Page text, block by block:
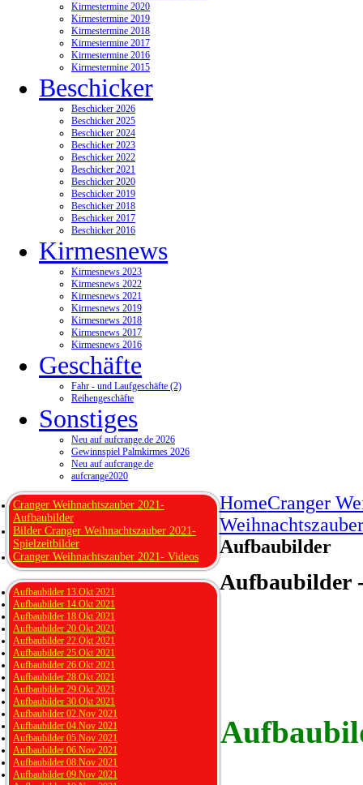
Kirmestermine 2020
Kirmestermine 2019
Kirmestermine 2018
Kirmestermine 2017
Kirmestermine 2016
Kirmestermine 2015
Beschicker
Beschicker 2026
Beschicker 2025
Beschicker 2024
Beschicker 2023
Beschicker 2022
Beschicker 2021
Beschicker 2020
Beschicker 2019
Beschicker 2018
Beschicker 2017
Beschicker 2016
Kirmesnews
Kirmesnews 2023
Kirmesnews 2022
Kirmesnews 2021
Kirmesnews 2019
Kirmesnews 2018
Kirmesnews 2017
Kirmesnews 2016
Geschäfte
Fahr - und Laufgeschäfte (2)
Reihengeschäfte
Sonstiges
Neu auf aufcrange.de 2026
Gewinnspiel Palmkirmes 2026
Neu auf aufcrange.de
aufcrange2020
HomeCranger
Aufbaubilder
Aufbaubilder
Cranger Weihnachtszauber 2021-
Aufbaubilder
Bilder Cranger Weihnachtszauber 2021-
Spielzeitbilder
Cranger Weihnachtszauber 2021- Videos
Aufbaubilder 13.Okt 2021
Aufbaubilder 14.Okt 2021
Aufbaubilder 18.Okt 2021
Aufbaubilder 20.Okt 2021
Aufbaubilder 22.Okt 2021
Aufbaubilder 25.Okt 2021
Aufbaubilder 26.Okt 2021
Aufbaubilder 28.Okt 2021
Aufbaubilder 29.Okt 2021
Aufbaubilder 30.Okt 2021
Aufbaubilder 02.Nov 2021
Aufbaubilder 04.Nov 2021
Aufbaubilder 05.Nov 2021
Aufbaubilder 06.Nov 2021
Aufbaubilder 08.Nov 2021
Aufbaubilder 09.Nov 2021